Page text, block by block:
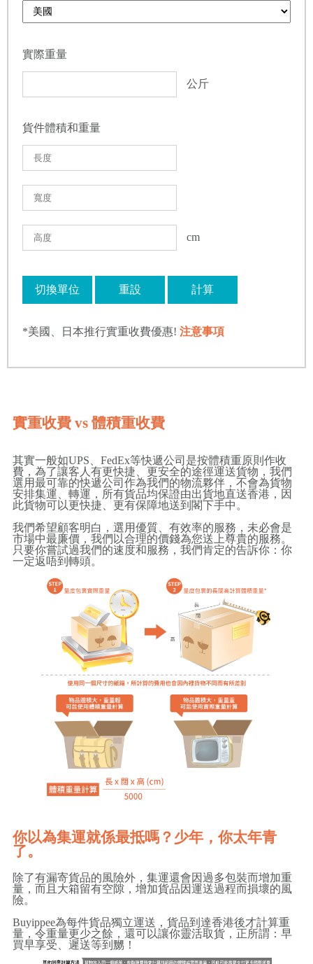
實際重量
公斤
貨件體積和重量
cm
切換單位 重設 計算
*美國、日本推行實重收費優惠! 注意事項
實重收費 vs 體積重收費
其實一般如UPS、FedEx等快遞公司是按體積重原則作收
費，為了讓客人有更快捷、更安全的途徑運送貨物，我們
選用最可靠的快遞公司作為我們的物流夥伴，不會為貨物
安排集運、轉運，所有貨品均保證由出貨地直送香港，因
此貨物可以更快捷、更有保障地送到閣下手中。
我們希望顧客明白，選用優質、有效率的服務，未必會是
市場中最廉價，我們以合理的價錢為您送上尊貴的服務。
只要你嘗試過我們的速度和服務，我們肯定的告訴你：你
一定返唔到轉頭。
你以為集運就係最抵嗎？少年，你太年青
了。
除了有漏寄貨品的風險外，集運還會因過多包裝而增加重
量，而且大箱留有空隙，增加貨品因運送過程而損壞的風
險。
Buyippee為每件貨品獨立運送，貨品到達香港後才計算重
量，令重量更少之餘，還可以讓你靈活取貨，正所謂：早
買早享受、遲送等到嬲！